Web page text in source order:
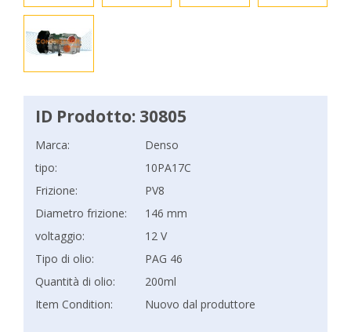
ID Prodotto: 30805
Marca:
Denso
tipo:
10PA17C
Frizione:
PV8
Diametro frizione:
146 mm
voltaggio:
12 V
Tipo di olio:
PAG 46
Quantità di olio:
200ml
Item Condition:
Nuovo dal produttore